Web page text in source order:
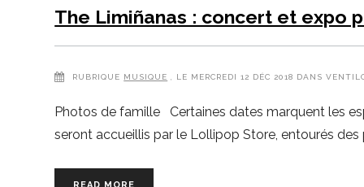
The Limiñanas : concert et expo
RUBRIQUE MUSIQUE , LE MERCREDI 12 DÉC 2018 DANS
Photos de famille Certaines dates marquent les
seront accueillis par le Lollipop Store, entourés